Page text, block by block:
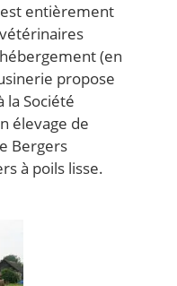
entièrement
(en
propose
la Société
élevage de
Bergers
à poils lisse.